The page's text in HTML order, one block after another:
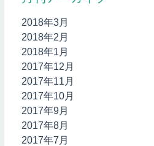
2018年3月
2018年2月
2018年1月
2017年12月
2017年11月
2017年10月
2017年9月
2017年8月
2017年7月